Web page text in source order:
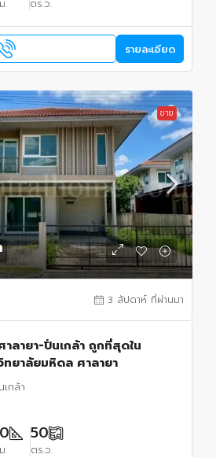
. ตร.ว.
รายละเอียด
ขาย
3 สัปดาห์ ที่ผ่านมา
ลายา-ปิ่นเกล้า ถูกที่สุดใน
ทยาลัยมหิดล ศาลายา
กล้า
.
50
ตร.ว.